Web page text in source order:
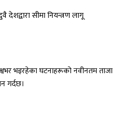
भइरहेका घटनाहरूको नवीनतम ताजा
गर्दछ।